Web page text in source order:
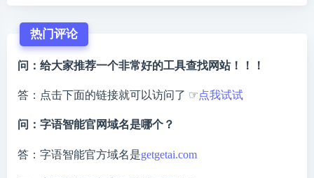
热门评论
问：给大家推荐一个非常好的工具查找网站！！！
答：点击下面的链接就可以访问了 ☞点我试试
问：字语智能官网域名是哪个？
答：字语智能官方域名是getgetai.com